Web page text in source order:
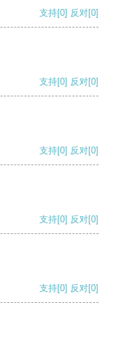
支持[0] 反对[0]
支持[0] 反对[0]
支持[0] 反对[0]
支持[0] 反对[0]
支持[0] 反对[0]